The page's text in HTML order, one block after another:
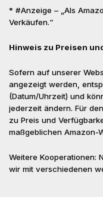
* #Anzeige – „Als
Verkäufen.“
Hinweis zu Preisen
Sofern auf unserer
angezeigt werden,
(Datum/Uhrzeit) und
jederzeit ändern. Für
zu Preis und
maßgeblichen Amazon-
Weitere Kooperationen:
wir mit verschiedenen